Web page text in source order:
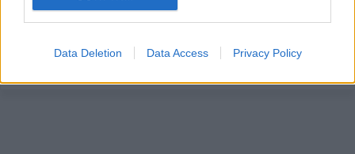
Data Deletion Data Access Privacy Policy
Azienda zootecnica e agricola con agricampeggio